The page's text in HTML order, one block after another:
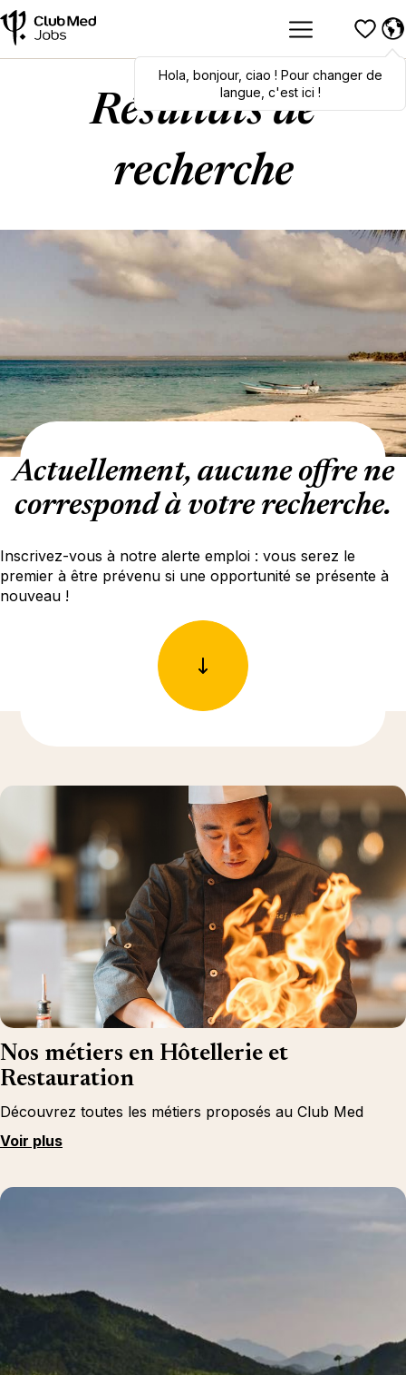
Hola,bonjour,ciao! To switch
languages, click here!
Hola bonjour, ciao ! Pour changer de
langue, c'est ici !
Résultats de
recherche
Actuellement, aucune offre ne
correspond à votre recherche.
Inscrivez-vous à notre alerte emploi : vous serez le
premier à être prévenu si une opportunité se présente à
nouveau !
Nos métiers en Hôtellerie et
Restauration
Découvrez toutes les métiers proposés au Club Med
Voir plus